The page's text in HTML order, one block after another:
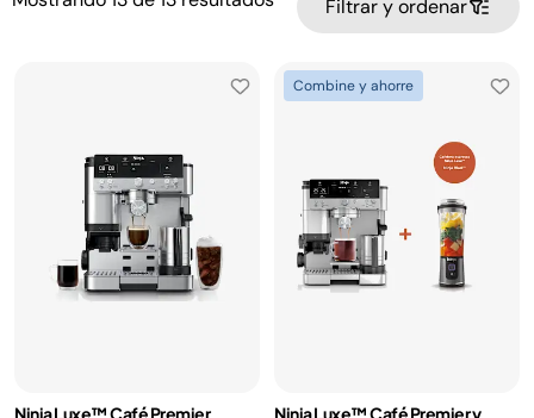
Filtrar y ordenar
Ninja Luxe™ Café Premier
Combine y ahorre
Ninja Luxe™ Café Premier y